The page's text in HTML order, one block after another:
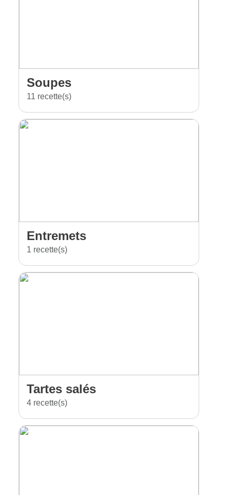
Soupes
11 recette(s)
Entremets
1 recette(s)
Tartes salés
4 recette(s)